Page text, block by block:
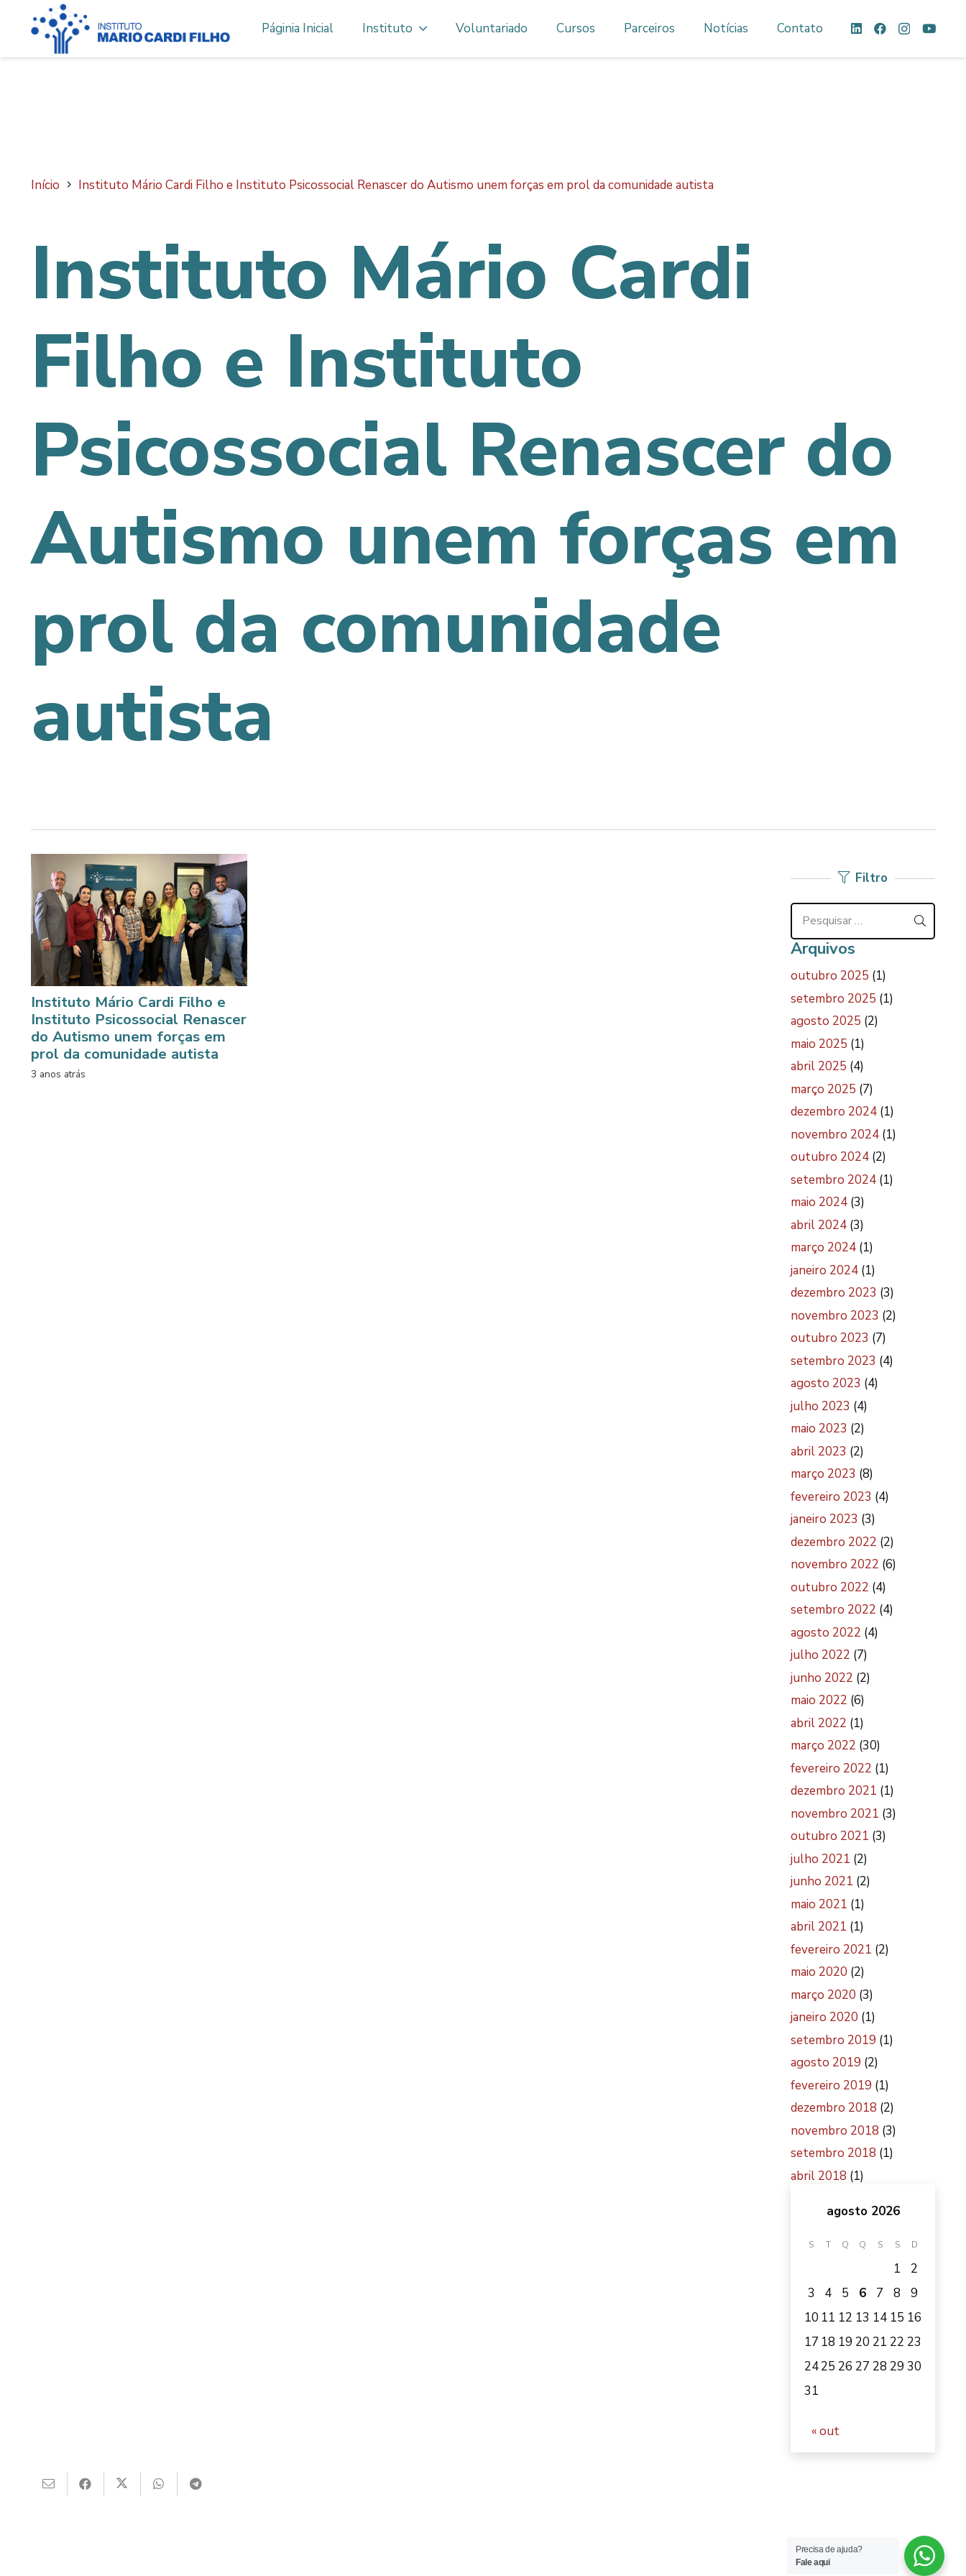
Páginia Inicial Instituto Voluntariado Cursos Parceiros Notícias Contato
Início Instituto Mário Cardi Filho e Instituto Psicossocial Renascer do Autismo unem forças em prol da comunidade autista
Instituto Mário Cardi
Filho e Instituto
Psicossocial Renascer do
Autismo unem forças em
prol da comunidade
autista
Instituto Mário Cardi Filho e
Instituto Psicossocial Renascer
do Autismo unem forças em
prol da comunidade autista
3 anos atrás
Filtro
Pesquisar
por:
Arquivos
outubro 2025 (1)
setembro 2025 (1)
agosto 2025 (2)
maio 2025 (1)
abril 2025 (4)
março 2025 (7)
dezembro 2024 (1)
novembro 2024 (1)
outubro 2024 (2)
setembro 2024 (1)
maio 2024 (3)
abril 2024 (3)
março 2024 (1)
janeiro 2024 (1)
dezembro 2023 (3)
novembro 2023 (2)
outubro 2023 (7)
setembro 2023 (4)
agosto 2023 (4)
julho 2023 (4)
maio 2023 (2)
abril 2023 (2)
março 2023 (8)
fevereiro 2023 (4)
janeiro 2023 (3)
dezembro 2022 (2)
novembro 2022 (6)
outubro 2022 (4)
setembro 2022 (4)
agosto 2022 (4)
julho 2022 (7)
junho 2022 (2)
maio 2022 (6)
abril 2022 (1)
março 2022 (30)
fevereiro 2022 (1)
dezembro 2021 (1)
novembro 2021 (3)
outubro 2021 (3)
julho 2021 (2)
junho 2021 (2)
maio 2021 (1)
abril 2021 (1)
fevereiro 2021 (2)
maio 2020 (2)
março 2020 (3)
janeiro 2020 (1)
setembro 2019 (1)
agosto 2019 (2)
fevereiro 2019 (1)
dezembro 2018 (2)
novembro 2018 (3)
setembro 2018 (1)
abril 2018 (1)
agosto 2026
S T Q Q S S D
1
2
3
4 5 6 7 8
9
10 11 12 13 14 15 16
17 18 19 20 21 22 23
2425 26 27 28 29 30
31
« out
Precisa de ajuda?
Fale aqui